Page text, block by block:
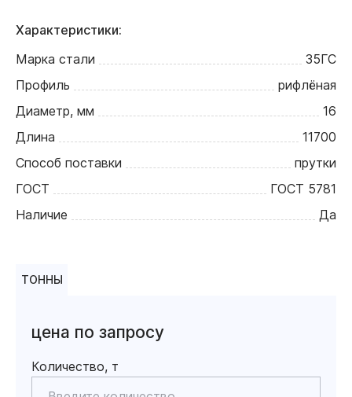
Характеристики:
Марка стали
35ГС
Профиль
рифлёная
Диаметр, мм
16
Длина
11700
Способ поставки
прутки
ГОСТ
ГОСТ 5781
Наличие
Да
ТОННЫ
цена по запросу
Количество, т